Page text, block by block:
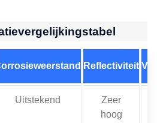
Reflectiviteit
Uitstekend
Zeer
hoog